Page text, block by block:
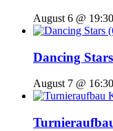
August 6 @ 19:30
Dancing
August 7 @ 16:30